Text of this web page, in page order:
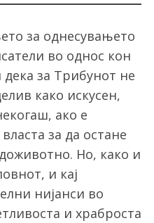
за однесувањето
во однос кон
дека за Трибунот не
како искусен,
ако е
за да остане
Но, како и
и кај
нијанси во
и храброста